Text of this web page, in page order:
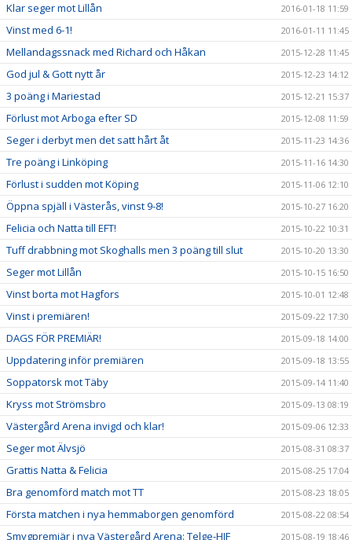
Klar seger mot Lillån 2016-01-18 11:59
Vinst med 6-1! 2016-01-11 11:45
Mellandagssnack med Richard och Håkan 2015-12-28 11:45
God jul & Gott nytt år 2015-12-23 14:12
3 poäng i Mariestad 2015-12-21 15:37
Förlust mot Arboga efter SD 2015-12-08 11:59
Seger i derbyt men det satt hårt åt 2015-11-23 14:36
Tre poäng i Linköping 2015-11-16 14:30
Förlust i sudden mot Köping 2015-11-06 12:10
Öppna spjäll i Västerås, vinst 9-8! 2015-10-27 16:20
Felicia och Natta till EFT! 2015-10-22 10:31
Tuff drabbning mot Skoghalls men 3 poäng till slut 2015-10-20 13:30
Seger mot Lillån 2015-10-15 16:50
Vinst borta mot Hagfors 2015-10-01 12:48
Vinst i premiären! 2015-09-22 17:30
DAGS FÖR PREMIÄR! 2015-09-18 14:00
Uppdatering inför premiären 2015-09-18 13:55
Soppatorsk mot Täby 2015-09-14 11:40
Kryss mot Strömsbro 2015-09-13 08:19
Västergård Arena invigd och klar! 2015-09-06 12:33
Seger mot Älvsjö 2015-08-31 08:37
Grattis Natta & Felicia 2015-08-25 17:04
Bra genomförd match mot TT 2015-08-23 18:05
Första matchen i nya hemmaborgen genomförd 2015-08-22 08:54
Smygpremiär i nya Västergård Arena: Telge-HIF 2015-08-19 18:46